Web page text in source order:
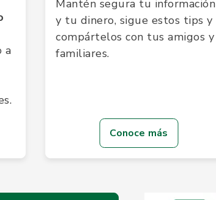
a
Mantén segura tu información
y tu dinero, sigue estos tips y
compártelos con tus amigos y
familiares.
Conoce más